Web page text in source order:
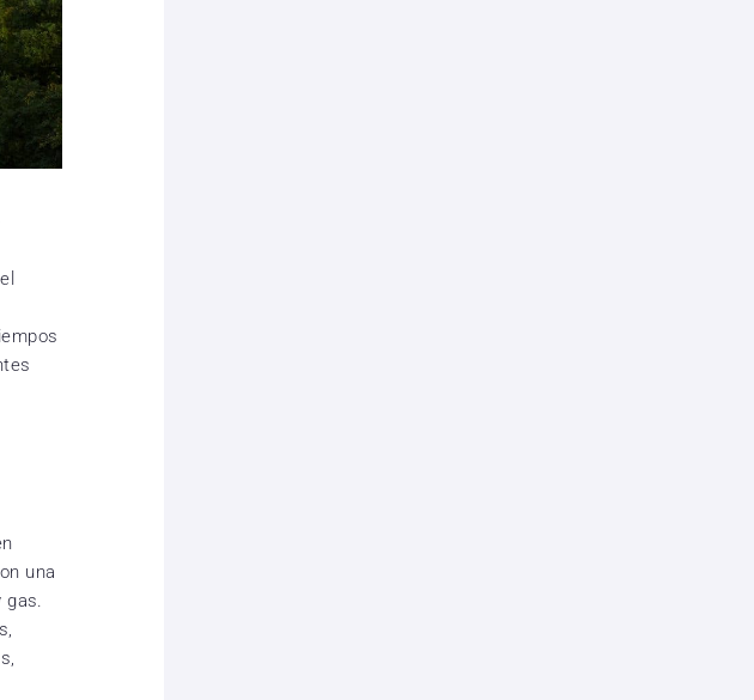
una
gas.